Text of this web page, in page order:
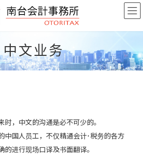
中文业务
时，中文的沟通是必不可少的。
中国人员工，不仅精通会计･税务的各方
的进行现场口译及书面翻译。